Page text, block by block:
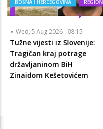
BOSNA I HERCEGOVINA REGION
Wed, 5 Aug 2026 - 08:15
Tužne vijesti iz Slovenije:
Tragičan kraj potrage
državljaninom BiH
Zinaidom Kešetovićem